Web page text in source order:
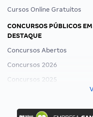
Cursos Online Gratuitos
CONCURSOS PÚBLICOS EM
DESTAQUE
Concursos Abertos
Concursos 2026
Concursos 2025
Concurso Ibama